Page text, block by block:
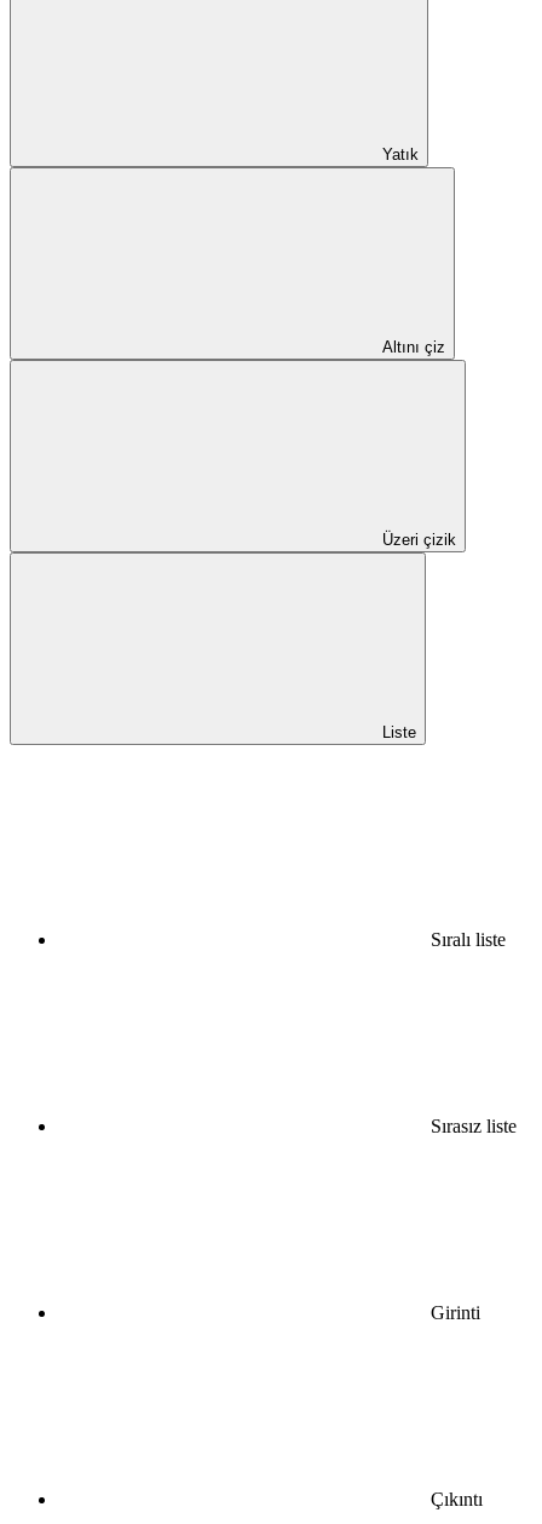
Yatık
Altını çiz
Üzeri çizik
Liste
Sıralı liste
Sırasız liste
Girinti
Çıkıntı